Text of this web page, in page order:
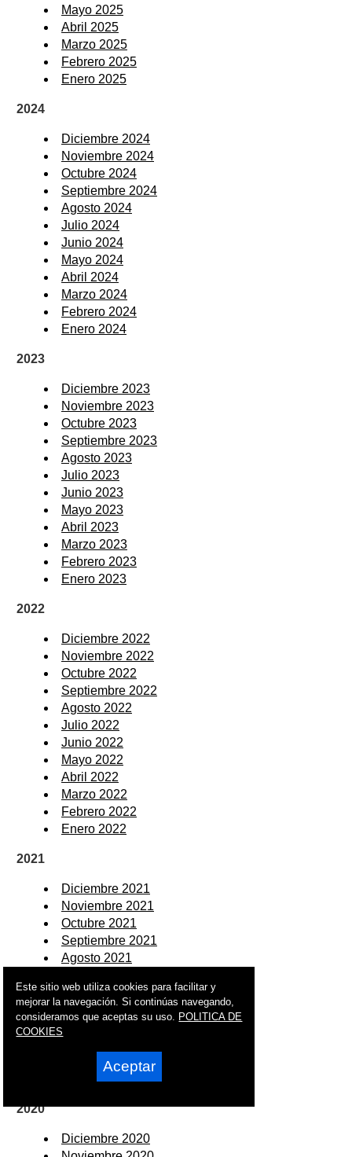
Mayo 2025
Abril 2025
Marzo 2025
Febrero 2025
Enero 2025
2024
Diciembre 2024
Noviembre 2024
Octubre 2024
Septiembre 2024
Agosto 2024
Julio 2024
Junio 2024
Mayo 2024
Abril 2024
Marzo 2024
Febrero 2024
Enero 2024
2023
Diciembre 2023
Noviembre 2023
Octubre 2023
Septiembre 2023
Agosto 2023
Julio 2023
Junio 2023
Mayo 2023
Abril 2023
Marzo 2023
Febrero 2023
Enero 2023
2022
Diciembre 2022
Noviembre 2022
Octubre 2022
Septiembre 2022
Agosto 2022
Julio 2022
Junio 2022
Mayo 2022
Abril 2022
Marzo 2022
Febrero 2022
Enero 2022
2021
Diciembre 2021
Noviembre 2021
Octubre 2021
Septiembre 2021
Agosto 2021
Junio 2021
Mayo 2021
Abril 2021
Febrero 2021
Enero 2021
2020
Diciembre 2020
Este sitio web utiliza cookies para facilitar y
mejorar la navegación. Si continúas navegando,
consideramos que aceptas su uso. POLITICA DE
COOKIES
Aceptar